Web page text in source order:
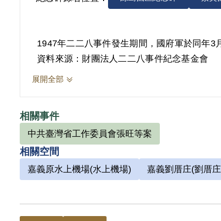
資料來源：財團法人二二八事件紀念基金會
展開全部
相關事件
中共臺灣省工作委員會張旺等案
相關空間
嘉義原水上機場(水上機場) 嘉義劉厝庄(劉厝